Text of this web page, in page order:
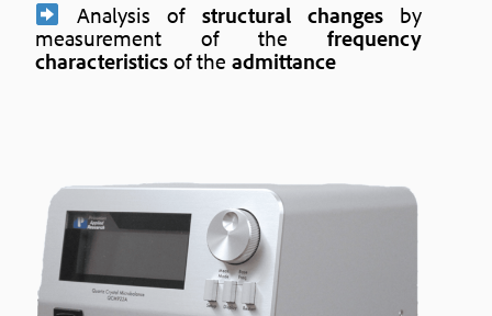
Analysis of structural changesby
measurement of the frequency
characteristics of the admittance